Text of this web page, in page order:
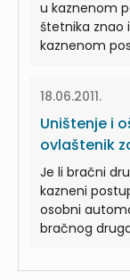
u kaznenom
štetnika znao
kaznenom
18.06.2011.
Uništenje i
ovlaštenik
Je li bračni
kazneni
osobni
bračnog